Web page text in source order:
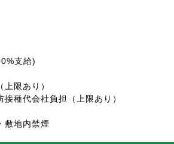
支給)
上限あり）
接種代会社負担（上限あり）
敷地内禁煙